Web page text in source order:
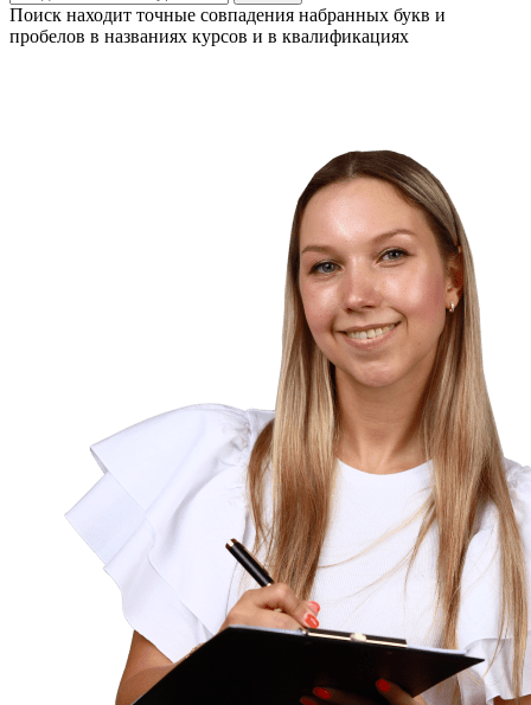
Поиск находит точные совпадения набранных букв и
пробелов в названиях курсов и в квалификациях